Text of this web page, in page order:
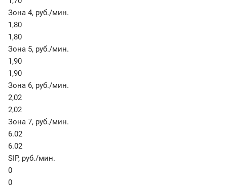
Зона 4, руб./мин.
1,80
1,80
Зона 5, руб./мин.
1,90
1,90
Зона 6, руб./мин.
2,02
2,02
Зона 7, руб./мин.
6.02
6.02
SIP, руб./мин.
0
0